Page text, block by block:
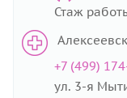
Стаж
+7 (499)
ул. 3-я